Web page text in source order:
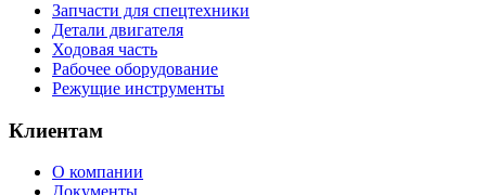
Запчасти для спецтехники
Детали двигателя
Ходовая часть
Рабочее оборудование
Режущие инструменты
Клиентам
О компании